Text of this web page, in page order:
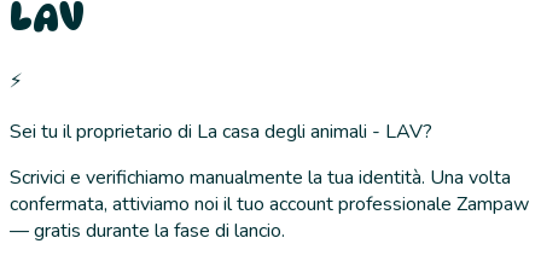
LAV
⚡
Sei tu il proprietario di La casa degli animali - LAV?
Scrivici e verifichiamo manualmente la tua identità. Una volta
confermata, attiviamo noi il tuo account professionale Zampaw
— gratis durante la fase di lancio.